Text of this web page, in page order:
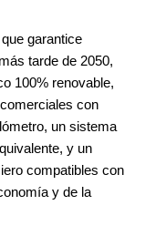
garantice
tarde de 2050,
100% renovable,
con
un sistema
y un
compatibles con
y de la